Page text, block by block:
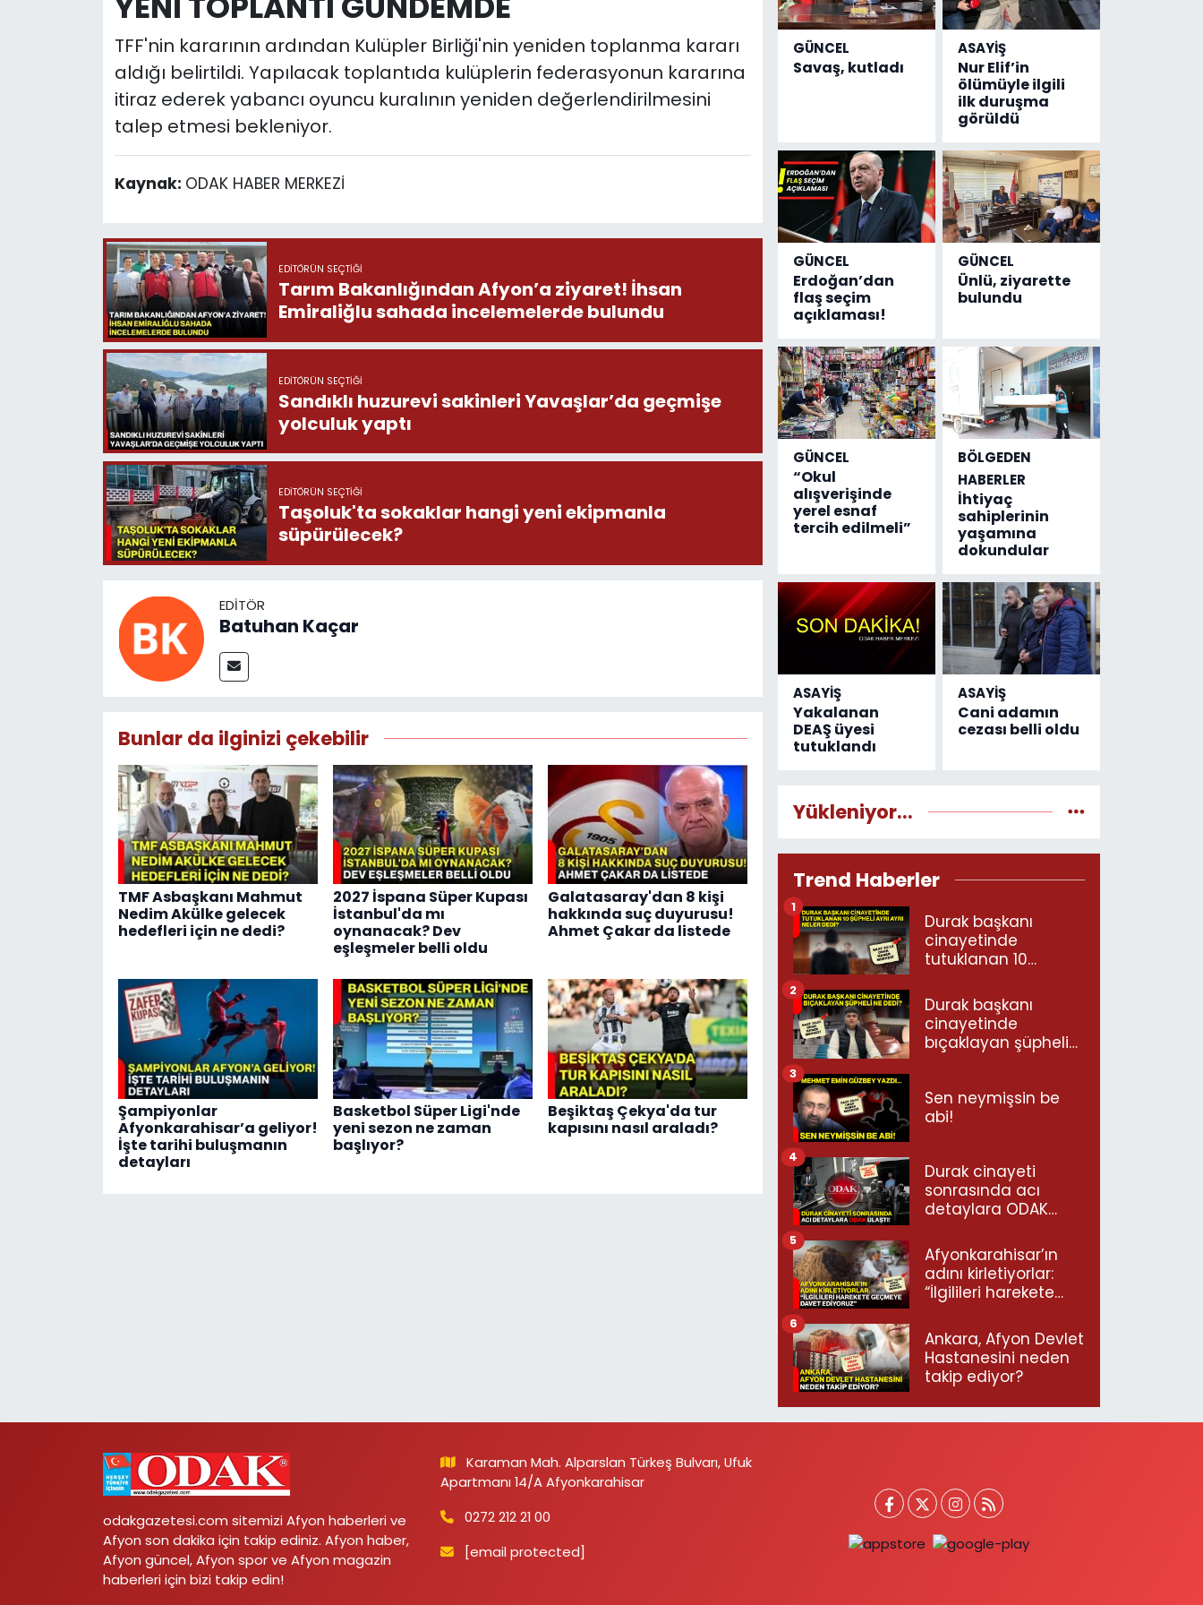
TFF'nin kararının ardından Kulüpler Birliği'nin yeniden toplanma kararı
aldığı belirtildi. Yapılacak toplantıda kulüplerin federasyonun kararına
itiraz ederek yabancı oyuncu kuralının yeniden değerlendirilmesini
talep etmesi bekleniyor.
Kaynak: ODAK HABER MERKEZİ
EDITÖRÜN SEÇTIĞI
Tarım Bakanlığından Afyon’a ziyaret! İhsan
Emiraliğlu sahada incelemelerde bulundu
EDITÖRÜN SEÇTIĞI
Sandıklı huzurevi sakinleri Yavaşlar’da geçmişe
yolculuk yaptı
EDITÖRÜN SEÇTIĞI
Taşoluk'ta sokaklar hangi yeni ekipmanla
süpürülecek?
EDITÖR
Batuhan Kaçar
Bunlar da ilginizi çekebilir
TMF Asbaşkanı Mahmut
Nedim Akülke gelecek
hedefleri için ne dedi?
2027 İspana Süper Kupası
İstanbul'da mı
oynanacak? Dev
eşleşmeler belli oldu
Galatasaray'dan 8 kişi
hakkında suç duyurusu!
Ahmet Çakar da listede
Şampiyonlar
Afyonkarahisar’a geliyor!
İşte tarihi buluşmanın
detayları
Basketbol Süper Ligi'nde
yeni sezon ne zaman
başlıyor?
Beşiktaş Çekya'da tur
kapısını nasıl araladı?
GÜNCEL
Savaş, kutladı
ASAYİŞ
Nur Elif’in
ölümüyle ilgili
ilk duruşma
görüldü
GÜNCEL
Erdoğan’dan
flaş seçim
açıklaması!
GÜNCEL
Ünlü, ziyarette
bulundu
GÜNCEL
“Okul
alışverişinde
yerel esnaf
tercih edilmeli”
BÖLGEDEN
HABERLER
İhtiyaç
sahiplerinin
yaşamına
dokundular
ASAYİŞ
Yakalanan
DEAŞ üyesi
tutuklandı
ASAYİŞ
Cani adamın
cezası belli oldu
Yükleniyor...
Trend Haberler
Durak başkanı
cinayetinde
tutuklanan 10
neler dedi?
1
Durak başkanı
cinayetinde
bıçaklayan şüpheli
2
Sen neymişsin be
abi!
3
Durak cinayeti
sonrasında acı
detaylara ODAK
4
Afyonkarahisar’ın
adını kirletiyorlar:
“İlgilileri harekete
ediyoruz”
5
Ankara, Afyon Devlet
Hastanesini neden
takip ediyor?
6
odakgazetesi.com sitemizi Afyon haberleri ve
Afyon son dakika için takip ediniz. Afyon haber,
Afyon güncel, Afyon spor ve Afyon magazin
haberleri için bizi takip edin!
Karaman Mah. Alparslan Türkeş Bulvarı, Ufuk
Apartmanı 14/A Afyonkarahisar
0272 212 21 00
[email protected]